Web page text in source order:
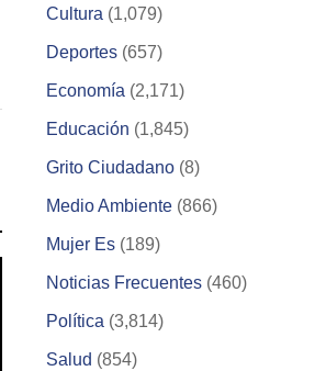
Cultura (1,079)
Deportes (657)
Economía (2,171)
Educación (1,845)
Grito Ciudadano (8)
Medio Ambiente (866)
Mujer Es (189)
Noticias Frecuentes (460)
Política (3,814)
Salud (854)